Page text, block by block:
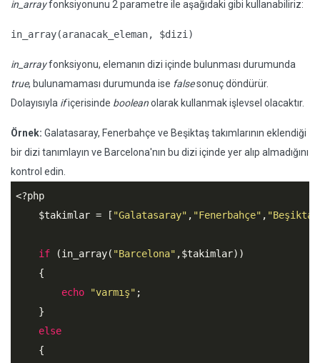
in_arrayfonksiyonunu 2 parametre ile aşağıdaki gibi kullanabiliriz:
in_array(aranacak_eleman, $dizi)
in_arrayfonksiyonu, elemanın dizi içinde bulunması durumunda
true, bulunamaması durumunda ise falsesonuç döndürür.
Dolayısıyla ifiçerisinde booleanolarak kullanmak işlevsel olacaktır.
Örnek: Galatasaray, Fenerbahçe ve Beşiktaş takımlarının eklendiği
bir dizi tanımlayın ve Barcelona'nın bu dizi içinde yer alıp almadığını
kontrol edin.
<?php
$takimlar = [ "Galatasaray" , "Fenerbahçe" ,
if (in_array( "Barcelona" ,$takimlar))
    {
echo
"varmış" ;
    }
else
    {